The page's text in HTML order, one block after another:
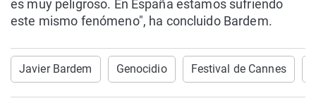
es muy peligroso. En España estamos sufriendo
este mismo fenómeno", ha concluido Bardem.
Javier Bardem Genocidio Festival de Cannes